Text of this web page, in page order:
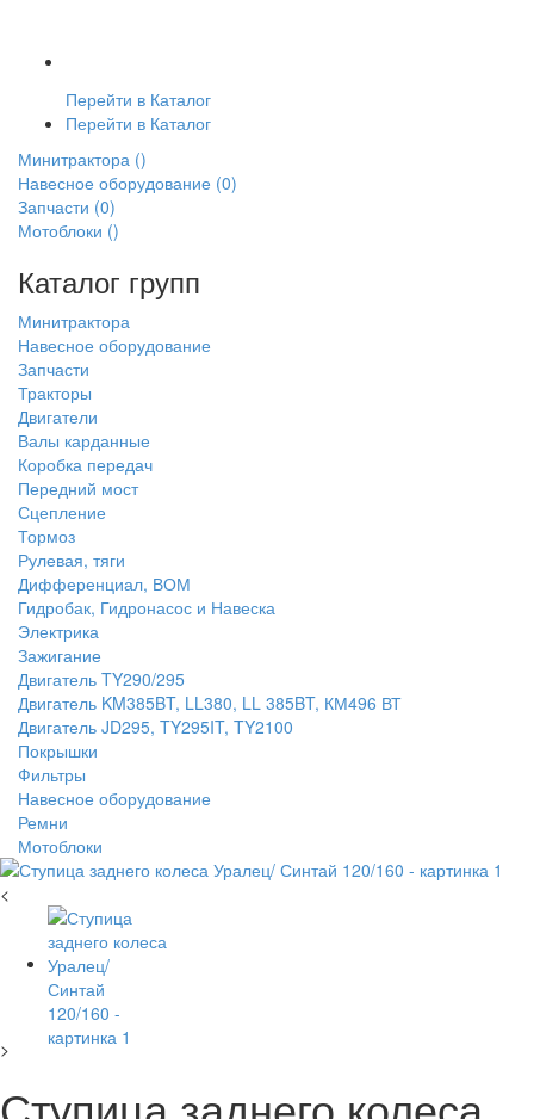
Перейти в Каталог
Перейти в Каталог
Минитрактора ()
Навесное оборудование (0)
Запчасти (0)
Мотоблоки ()
Каталог групп
Минитрактора
Навесное оборудование
Запчасти
Тракторы
Двигатели
Валы карданные
Коробка передач
Передний мост
Сцепление
Тормоз
Рулевая, тяги
Дифференциал, ВОМ
Гидробак, Гидронасос и Навеска
Электрика
Зажигание
Двигатель TY290/295
Двигатель KM385BT, LL380, LL 385BT, КМ496 ВТ
Двигатель JD295, TY295IT, TY2100
Покрышки
Фильтры
Навесное оборудование
Ремни
Мотоблоки
<
>